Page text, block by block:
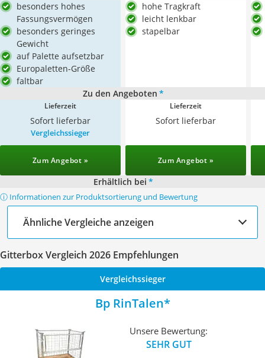
besonders hohes
Fassungsvermögen
besonders geringes
Gewicht
auf Palette aufsetzbar
Europaletten-Größe
faltbar
hohe Tragkraft
leicht lenkbar
stapelbar
Zu den Angeboten *
Lieferzeit
Sofort lieferbar
Lieferzeit
Sofort lieferbar
Vergleichssieger
Zum Angebot » Zum Angebot »
Erhältlich bei *
ⓘ Informationen zur Produktsortierung und Bewertung
Ähnliche Vergleiche anzeigen
Gitterbox Vergleich 2026 Empfehlungen
Vergleichssieger
Bp RinTalen
Unsere Bewertung:
SEHR GUT